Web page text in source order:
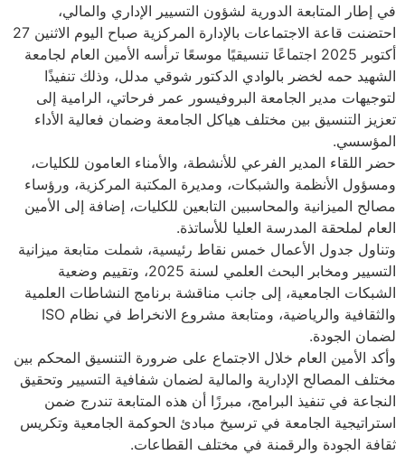
في إطار المتابعة الدورية لشؤون التسيير الإداري والمالي،
احتضنت قاعة الاجتماعات بالإدارة المركزية صباح اليوم الاثنين 27
أكتوبر 2025 اجتماعًا تنسيقيًا موسعًا ترأسه الأمين العام لجامعة
الشهيد حمه لخضر بالوادي الدكتور شوقي مدلل، وذلك تنفيذًا
لتوجيهات مدير الجامعة البروفيسور عمر فرحاتي، الرامية إلى
تعزيز التنسيق بين مختلف هياكل الجامعة وضمان فعالية الأداء
المؤسسي.
حضر اللقاء المدير الفرعي للأنشطة، والأمناء العامون للكليات،
ومسؤول الأنظمة والشبكات، ومديرة المكتبة المركزية، ورؤساء
مصالح الميزانية والمحاسبين التابعين للكليات، إضافة إلى الأمين
العام لملحقة المدرسة العليا للأساتذة.
وتناول جدول الأعمال خمس نقاط رئيسية، شملت متابعة ميزانية
التسيير ومخابر البحث العلمي لسنة 2025، وتقييم وضعية
الشبكات الجامعية، إلى جانب مناقشة برنامج النشاطات العلمية
والثقافية والرياضية، ومتابعة مشروع الانخراط في نظام ISO
لضمان الجودة.
وأكد الأمين العام خلال الاجتماع على ضرورة التنسيق المحكم بين
مختلف المصالح الإدارية والمالية لضمان شفافية التسيير وتحقيق
النجاعة في تنفيذ البرامج، مبرزًا أن هذه المتابعة تندرج ضمن
استراتيجية الجامعة في ترسيخ مبادئ الحوكمة الجامعية وتكريس
ثقافة الجودة والرقمنة في مختلف القطاعات.